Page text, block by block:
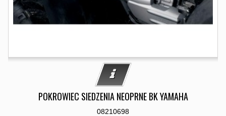
POKROWIEC SIEDZENIA NEOPRNE BK YAMAHA
08210698